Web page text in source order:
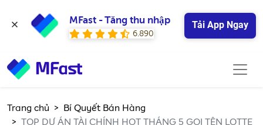
MFast - Tăng thu nhập
6.890
Tải App Ngay
Trang chủ
Bí Quyết Bán Hàng
TOP DỰ ÁN TÀI CHÍNH HOT THÁNG 5 GỌI TÊN LOTTE